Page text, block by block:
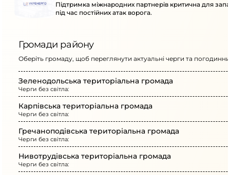
Підтримка міжнародних партнерів критична для
під час постійних атак ворога.
Громади району
Оберіть громаду, щоб переглянути актуальні черги та
Зеленодольська територіальна громада
Черги без світла:
Карпівська територіальна громада
Черги без світла:
Гречаноподівська територіальна громада
Черги без світла:
Нивотрудівська територіальна громада
Черги без світла: